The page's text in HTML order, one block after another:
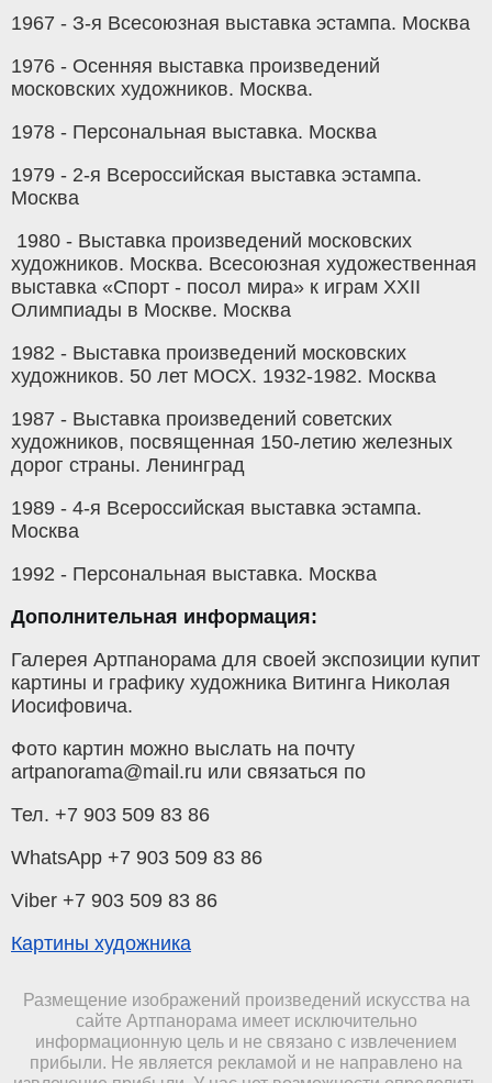
1967 - З-я Всесоюзная выставка эстампа. Москва
1976 - Осенняя выставка произведений
московских художников. Москва.
1978 - Персональная выставка. Москва
1979 - 2-я Всероссийская выставка эстампа.
Москва
1980 - Выставка произведений московских
художников. Москва. Всесоюзная художественная
выставка «Спорт - посол мира» к играм ХХІІ
Олимпиады в Москве. Москва
1982 - Выставка произведений московских
художников. 50 лет МОСХ. 1932-1982. Москва
1987 - Выставка произведений советских
художников, посвященная 150-летию железных
дорог страны. Ленинград
1989 - 4-я Всероссийская выставка эстампа.
Москва
1992 - Персональная выставка. Москва
Дополнительная информация:
Галерея Артпанорама для своей экспозиции купит
картины и графику художника Витинга Николая
Иосифовича.
Фото картин можно выслать на почту
artpanorama@mail.ru или связаться по
Тел. +7 903 509 83 86
WhatsApp +7 903 509 83 86
Viber +7 903 509 83 86
Картины художника
Размещение изображений произведений искусства на
сайте Артпанорама имеет исключительно
информационную цель и не связано с извлечением
прибыли. Не является рекламой и не направлено на